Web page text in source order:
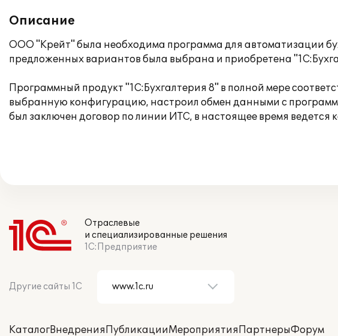
Описание
ООО "Крейт" была необходима программа для автоматизации
предложенных вариантов была выбрана и приобретена
Программный продукт "1С:Бухгалтерия 8" в полной мере
выбранную конфигурацию, настроил обмен данными с
был заключен договор по линии ИТС, в настоящее время ведется
Отраслевые
и специализированные решения
1С:Предприятие
Другие сайты 1С
КаталогВнедренияПубликацииМероприятияПартнерыФорум